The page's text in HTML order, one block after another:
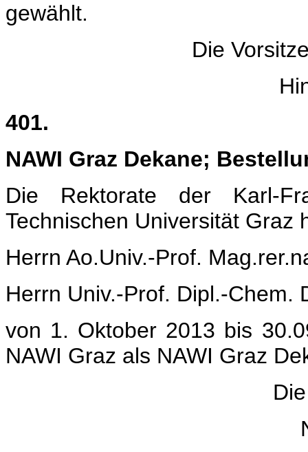
gewählt.
Die
401.
NAWI Graz Dekane;
Die Rektorate der Karl-
Technischen Universität Graz
Herrn Ao.Univ.-Prof.
Herrn Univ.-Prof. Dipl.-Chem.
von 1. Oktober 2013 bis
NAWI Graz als NAWI Graz